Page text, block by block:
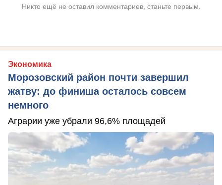
Никто ещё не оставил комментариев, станьте первым.
Экономика
Морозовский район почти завершил
жатву: до финиша осталось совсем
немного
Аграрии уже убрали 96,6% площадей